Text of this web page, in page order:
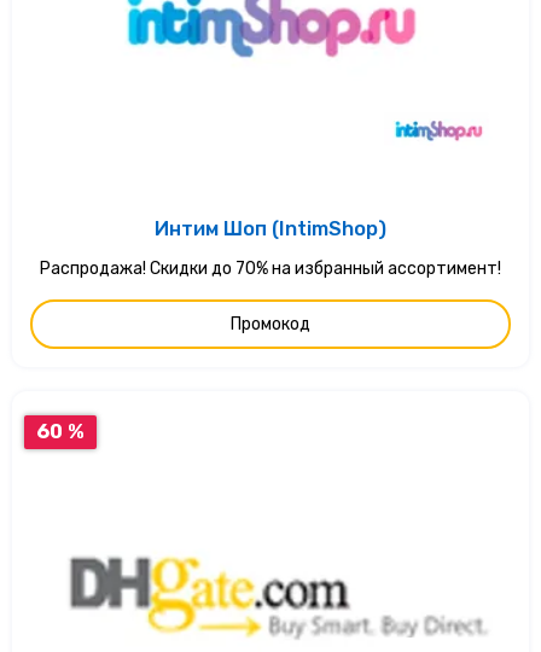
Интим Шоп (IntimShop)
Распродажа! Скидки до 70% на избранный ассортимент!
Промокод
60 %